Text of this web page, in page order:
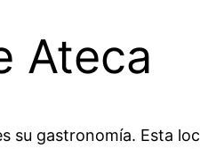
Ateca
su gastronomía. Esta